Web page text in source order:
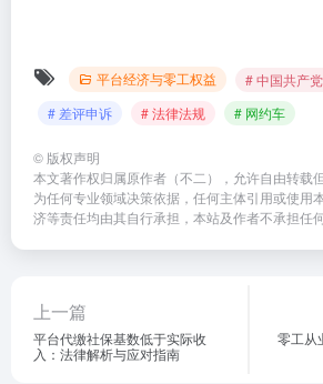
平台经济与零工权益 # 中国共产
# 差评申诉
# 法律法规 # 网约车
© 版权声明
本文著作权归属原作者（不二），允许自由转载
为任何专业领域决策依据，任何主体引用或使用
济等责任均由其自行承担，本站及作者不承担任何
上一篇
平台代缴社保基数低于实际收
入：法律解析与应对指南
零工从